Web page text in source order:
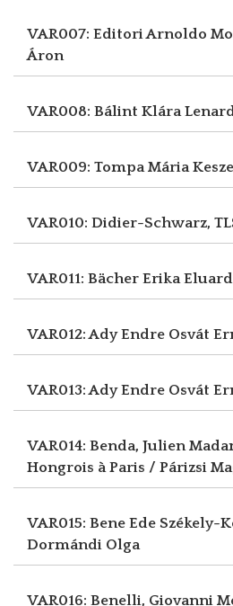
VAR007: Editori Arnoldo
Áron
VAR008: Bálint Klára
VAR009: Tompa Mária
VAR010: Didier-Schwarz,
VAR011: Bächer Erika
VAR012: Ady Endre Osvát
VAR013: Ady Endre Osvát
VAR014: Benda, Julien
Hongrois à Paris / Párizsi
VAR015: Bene Ede Székely-
Dormándi Olga
VAR016: Benelli, Giovanni